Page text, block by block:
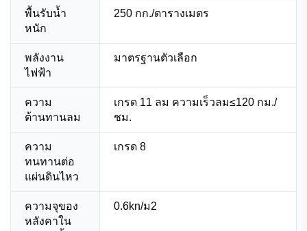
พื้นรับน้ำ
หนัก
250 กก./ตารางเมตร
พลังงาน
ไฟฟ้า
มาตรฐานตัวเลือก
ความ
ต้านทานลม
เกรด 11 ลม ความเร็วลม≤120 กม./
ชม.
ความ
ทนทานต่อ
แผ่นดินไหว
เกรด 8
ความจุของ
หลังคาใน
0.6kn/ม2